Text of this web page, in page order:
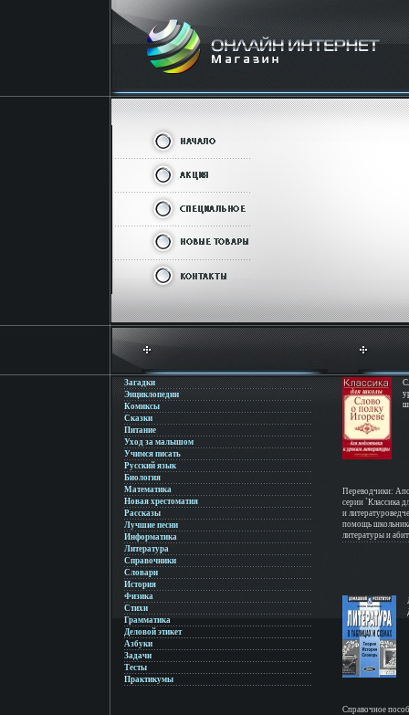
Загадки
Энциклопедии
Комиксы
Сказки
Питание
Уход за малышом
Учимся писать
Русский язык
Биология
Математика
Новая хрестоматия
Рассказы
Лучшие песни
Информатика
Литература
Справочники
Словари
История
Физика
Стихи
Грамматика
Деловой этикет
Азбуки
Задачи
Тесты
Практикумы
Переводчики:
серии `Классика
и
помощь
литературы и
Справочное